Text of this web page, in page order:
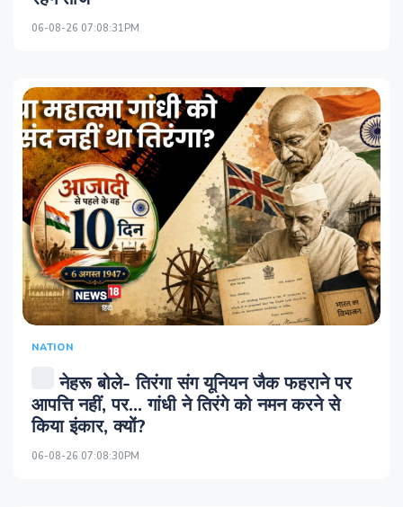
06-08-26 07:08:31PM
NATION
नेहरू बोले- तिरंगा संग यूनियन जैक फहराने पर
आपत्ति नहीं, पर… गांधी ने तिरंगे को नमन करने से
किया इंकार, क्‍यों?
06-08-26 07:08:30PM